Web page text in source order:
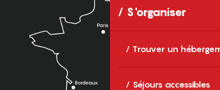
S'organiser
Trouver un
Séjours accessibles